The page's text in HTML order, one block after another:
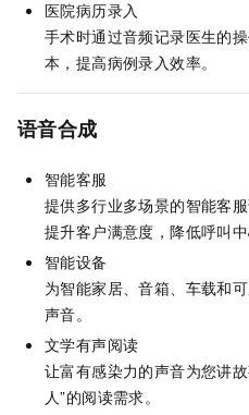
医院病历录入
手术时通过音频记录医生的
本，提高病例录入效率。
语音合成
智能客服
提供多行业多场景的智能客
提升客户满意度，降低呼叫中
智能设备
为智能家居、音箱、车载和
声音。
文学有声阅读
让富有感染力的声音为您讲
人”的阅读需求。